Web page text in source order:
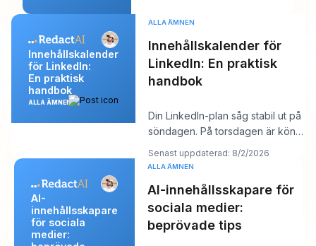
Innehållskalender
för LinkedIn:
En praktisk
handbok
ALLA ÄMNEN
ALLA ÄMNEN
Innehållskalender för
LinkedIn: En praktisk
handbok
Din LinkedIn-plan såg stabil ut på
söndagen. På torsdagen är kön
tom, kroken du gillade känns
platt,
Senast uppdaterad: 8/2/2026
AI-
innehållsskapare
för sociala
medier:
ALLA ÄMNEN
AI-innehållsskapare för
sociala medier:
beprövade tips